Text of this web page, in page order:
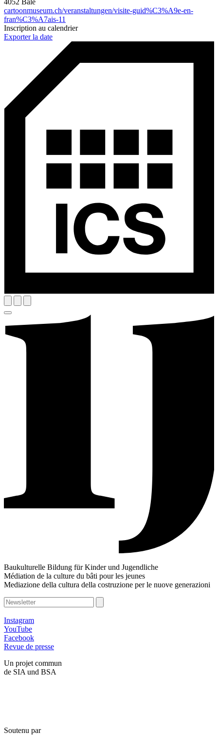
cartoonmuseum.ch/veranstaltungen/visite-guid%C3%A9e-en-
fran%C3%A7ais-11
Inscription au calendrier
Exporter la date
Baukulturelle Bildung für Kinder und Jugendliche
Médiation de la culture du bâti pour les jeunes
Mediazione della cultura della costruzione per le nuove generazioni
Instagram
YouTube
Facebook
Revue de presse
Un projet commun
de SIA und BSA
Soutenu par